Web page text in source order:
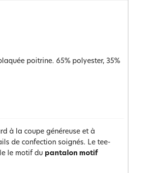
poitrine. 65% polyester, 35%
à la coupe généreuse et à
de confection soignés. Le tee-
le motif du pantalon motif